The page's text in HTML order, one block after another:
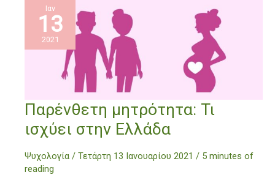
Ιαν
13
2021
Παρένθετη μητρότητα: Τι
ισχύει στην Ελλάδα
Ψυχολογία / Τετάρτη 13 Ιανουαρίου 2021 / 5 minutes of
reading
Παρένθετη
μητρότητα:
Τι
στην
Ελλάδα